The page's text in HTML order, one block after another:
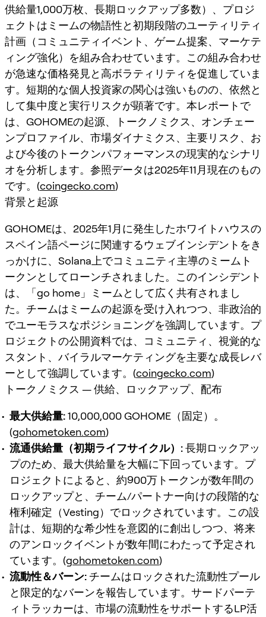
供給量1,000万枚、長期ロックアップ多数）、プロジ
ェクトはミームの物語性と初期段階のユーティリティ
計画（コミュニティイベント、ゲーム提案、マーケテ
ィング強化）を組み合わせています。この組み合わせ
が急速な価格発見と高ボラティリティを促進していま
す。短期的な個人投資家の関心は強いものの、依然と
して集中度と実行リスクが顕著です。本レポートで
は、GOHOMEの起源、トークノミクス、オンチェー
ンプロファイル、市場ダイナミクス、主要リスク、お
よび今後のトークンパフォーマンスの現実的なシナリ
オを分析します。参照データは2025年11月現在のもの
です。(coingecko.com)
背景と起源
GOHOMEは、2025年1月に発生したホワイトハウスの
スペイン語ページに関連するウェブインシデントをき
っかけに、Solana上でコミュニティ主導のミームト
ークンとしてローンチされました。このインシデント
は、「go home」ミームとして広く共有されまし
た。チームはミームの起源を受け入れつつ、非政治的
でユーモラスなポジショニングを強調しています。プ
ロジェクトの公開資料では、コミュニティ、視覚的な
スタント、バイラルマーケティングを主要な成長レバ
ーとして強調しています。(coingecko.com)
トークノミクス — 供給、ロックアップ、配布
最大供給量:10,000,000 GOHOME（固定）。
(gohometoken.com)
流通供給量（初期ライフサイクル）:長期ロックアッ
プのため、最大供給量を大幅に下回っています。プ
ロジェクトによると、約900万トークンが数年間の
ロックアップと、チーム/パートナー向けの段階的な
権利確定（Vesting）でロックされています。この設
計は、短期的な希少性を意図的に創出しつつ、将来
のアンロックイベントが数年間にわたって予定され
ています。(gohometoken.com)
流動性＆バーン: チームはロックされた流動性プール
と限定的なバーンを報告しています。サードパーテ
ィトラッカーは、市場の流動性をサポートするLP活